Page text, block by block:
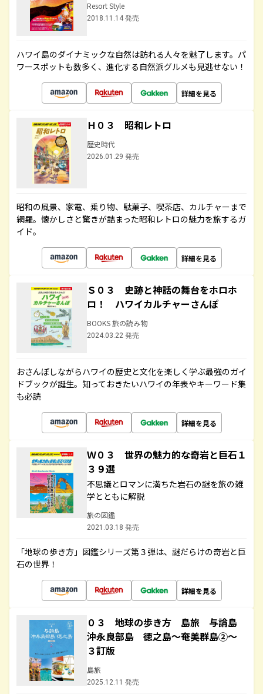
Resort Style
2018.11.14 発売
ハワイ島のダイナミックな自然は訪れる人々を魅了します。パ
ワースポットも数多く、進化する自然派グルメも見逃せない！
詳細を見る
Ｈ０３ 昭和レトロ
歴史時代
2026.01.29 発売
昭和の風景、家電、乗り物、駄菓子、喫茶店、カルチャーまで
網羅。懐かしさと驚きが詰まった昭和レトロの魅力を旅するガ
イド。
詳細を見る
Ｓ０３ 史跡と神話の舞台をホロホ
ロ！ ハワイカルチャーさんぽ
BOOKS 旅の読み物
2024.03.22 発売
おさんぽしながらハワイの歴史と文化を楽しく学ぶ最強のガイ
ドブックが誕生。知っておきたいハワイの年表やキーワード集
も必読
詳細を見る
Ｗ０３ 世界の魅力的な奇岩と巨石１
３９選
不思議とロマンに満ちた岩石の謎を旅の雑
学とともに解説
旅の図鑑
2021.03.18 発売
「地球の歩き方」図鑑シリーズ第３弾は、謎だらけの奇岩と巨
石の世界！
詳細を見る
０３ 地球の歩き方 島旅 与論島
沖永良部島 徳之島～奄美群島②～
３訂版
島旅
2025.12.11 発売